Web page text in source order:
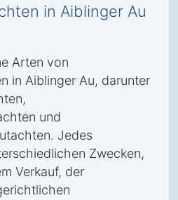
in Aiblinger Au
Arten von
in Aiblinger Au, darunter
und
Jedes
Zwecken,
Verkauf, der